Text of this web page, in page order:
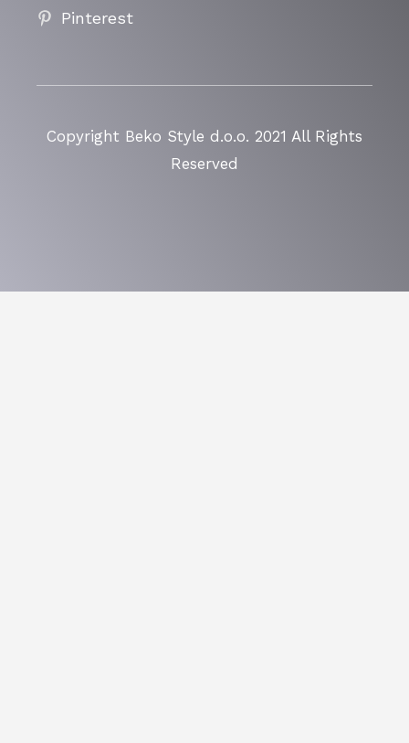
Pinterest
Copyright Beko Style d.o.o. 2021 All Rights
Reserved